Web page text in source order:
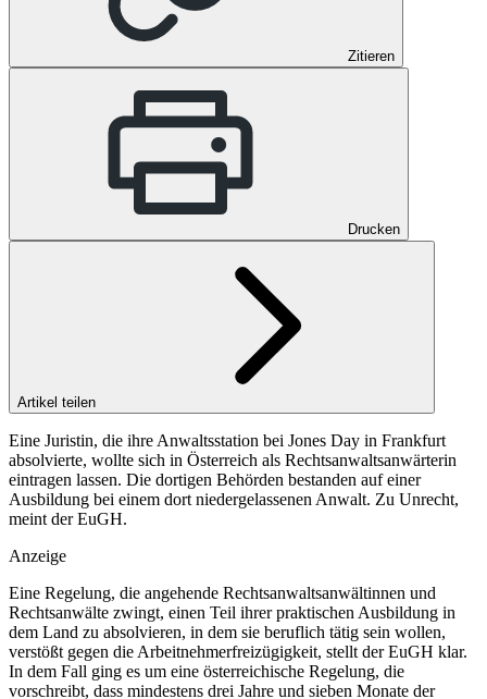
Zitieren
Drucken
Artikel teilen
Eine Juristin, die ihre Anwaltsstation bei Jones Day in Frankfurt
absolvierte, wollte sich in Österreich als Rechtsanwaltsanwärterin
eintragen lassen. Die dortigen Behörden bestanden auf einer
Ausbildung bei einem dort niedergelassenen Anwalt. Zu Unrecht,
meint der EuGH.
Anzeige
Eine Regelung, die angehende Rechtsanwaltsanwältinnen und
Rechtsanwälte zwingt, einen Teil ihrer praktischen Ausbildung in
dem Land zu absolvieren, in dem sie beruflich tätig sein wollen,
verstößt gegen die Arbeitnehmerfreizügigkeit, stellt derEuGH klar.
In dem Fall ging es um eine österreichische Regelung, die
vorschreibt, dass mindestens drei Jahre und sieben Monate der